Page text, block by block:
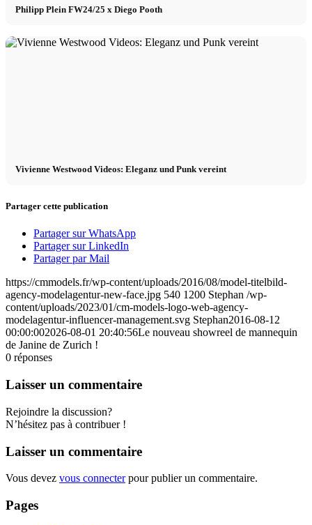
Philipp Plein FW24/25 x Diego Pooth
Vivienne Westwood Videos: Eleganz und Punk vereint
Partager cette publication
Partager sur WhatsApp
Partager sur LinkedIn
Partager par Mail
https://cmmodels.fr/wp-content/uploads/2016/08/model-titelbild-
agency-modelagentur-new-face.jpg 540 1200 Stephan /wp-
content/uploads/2023/01/cm-models-logo-web-agency-
modelagentur-influencer-management.svg Stephan2016-08-12
00:00:002026-08-01 20:40:56Le nouveau showreel de mannequin
de Janine de Zurich !
0 réponses
Laisser un commentaire
Rejoindre la discussion?
N’hésitez pas à contribuer !
Laisser un commentaire
Vous devez vous connecterpour publier un commentaire.
Pages